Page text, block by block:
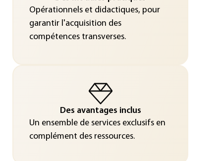
Opérationnels et didactiques, pour
garantir l'acquisition des
compétences transverses.
Des avantages inclus
Un ensemble de services exclusifs en
complément des ressources.